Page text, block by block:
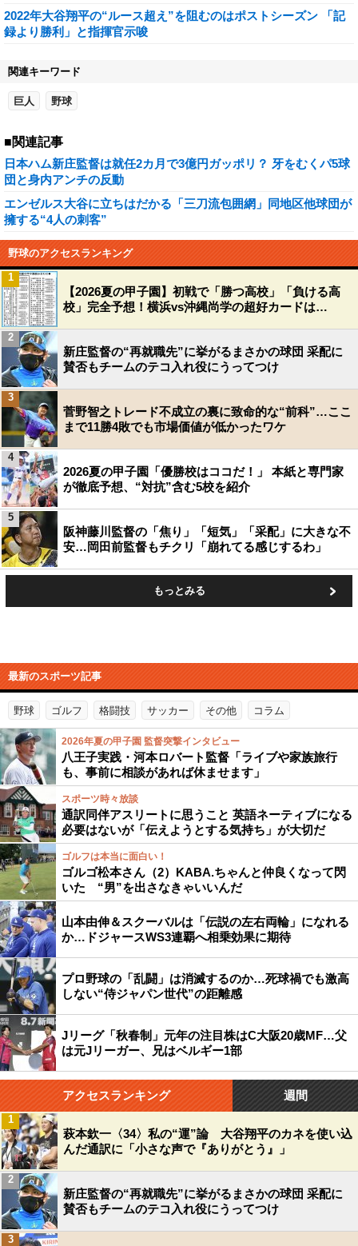
2022年大谷翔平の“ルース超え”を阻むのはポストシーズン 「記
録より勝利」と指揮官示唆
関連キーワード
巨人 野球
■関連記事
日本ハム新庄監督は就任2カ月で3億円ガッポリ？ 牙をむくパ5球
団と身内アンチの反動
エンゼルス大谷に立ちはだかる「三刀流包囲網」同地区他球団が
擁する“4人の刺客”
野球のアクセスランキング
【2026夏の甲子園】初戦で「勝つ高校」「負ける高
校」完全予想！横浜vs沖縄尚学の超好カードは…
1
新庄監督の“再就職先”に挙がるまさかの球団 采配に
賛否もチームのテコ入れ役にうってつけ
2
菅野智之トレード不成立の裏に致命的な“前科”…ここ
まで11勝4敗でも市場価値が低かったワケ
3
2026夏の甲子園「優勝校はココだ！」 本紙と専門家
が徹底予想、“対抗”含む5校を紹介
4
阪神藤川監督の「焦り」「短気」「采配」に大きな不
安…岡田前監督もチクリ「崩れてる感じするわ」
5
もっとみる
最新のスポーツ記事
野球 ゴルフ 格闘技 サッカー その他 コラム
2026年夏の甲子園 監督突撃インタビュー
八王子実践・河本ロバート監督「ライブや家族旅行
も、事前に相談があれば休ませます」
スポーツ時々放談
通訳同伴アスリートに思うこと 英語ネーティブになる
必要はないが「伝えようとする気持ち」が大切だ
ゴルフは本当に面白い！
ゴルゴ松本さん（2）KABA.ちゃんと仲良くなって閃
いた “男”を出さなきゃいいんだ
山本由伸＆スクーバルは「伝説の左右両輪」になれる
か…ドジャースWS3連覇へ相乗効果に期待
プロ野球の「乱闘」は消滅するのか…死球禍でも激高
しない“侍ジャパン世代”の距離感
Jリーグ「秋春制」元年の注目株はC大阪20歳MF…父
は元Jリーガー、兄はベルギー1部
アクセスランキング 週間
萩本欽一〈34〉私の“運”論 大谷翔平のカネを使い込
んだ通訳に「小さな声で『ありがとう』」
1
新庄監督の“再就職先”に挙がるまさかの球団 采配に
賛否もチームのテコ入れ役にうってつけ
2
3